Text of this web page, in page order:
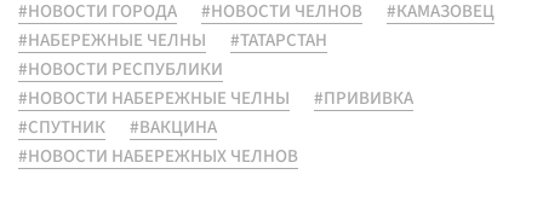
#НОВОСТИ ГОРОДА
#НОВОСТИ ЧЕЛНОВ
#КАМАЗОВЕЦ
#НАБЕРЕЖНЫЕ ЧЕЛНЫ
#ТАТАРСТАН
#НОВОСТИ РЕСПУБЛИКИ
#НОВОСТИ НАБЕРЕЖНЫЕ ЧЕЛНЫ
#ПРИВИВКА
#СПУТНИК
#ВАКЦИНА
#НОВОСТИ НАБЕРЕЖНЫХ ЧЕЛНОВ